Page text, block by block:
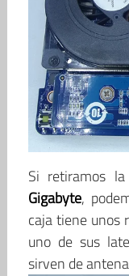
Si retiramos
Gigabyte,
caja tiene unos
uno de sus
sirven de